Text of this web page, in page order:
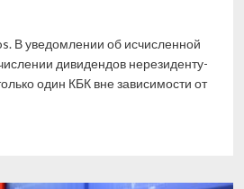
В уведомлении об исчисленной
дивидендов нерезиденту-
один КБК вне зависимости от